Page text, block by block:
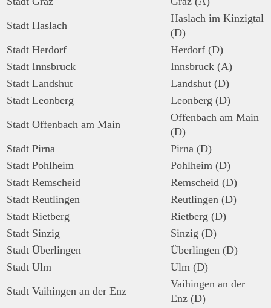
Stadt Haslach
Haslach im Kinzigtal
(D)
Stadt Herdorf
Herdorf (D)
Stadt Innsbruck
Innsbruck (A)
Stadt Landshut
Landshut (D)
Stadt Leonberg
Leonberg (D)
Stadt Offenbach am Main
Offenbach am Main
(D)
Stadt Pirna
Pirna (D)
Stadt Pohlheim
Pohlheim (D)
Stadt Remscheid
Remscheid (D)
Stadt Reutlingen
Reutlingen (D)
Stadt Rietberg
Rietberg (D)
Stadt Sinzig
Sinzig (D)
Stadt Überlingen
Überlingen (D)
Stadt Ulm
Ulm (D)
Stadt Vaihingen an der Enz
Vaihingen an der
Enz (D)